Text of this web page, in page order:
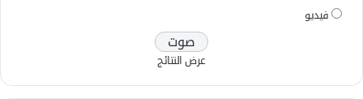
فيديو
عرض النتائج